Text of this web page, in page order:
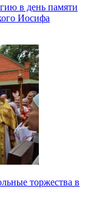
в день памяти
Иосифа
торжества в